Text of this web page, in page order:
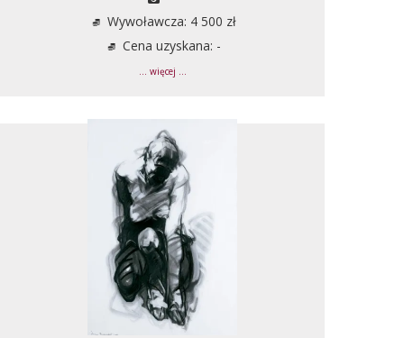
Wywoławcza: 4 500 zł
Cena uzyskana: -
... więcej ...